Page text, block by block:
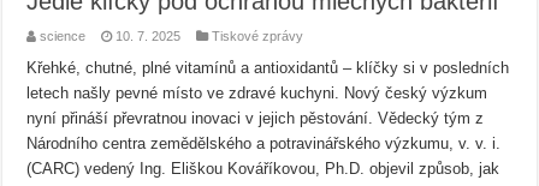
science 10. 7. 2025 Tiskové zprávy
Křehké, chutné, plné vitamínů a antioxidantů – klíčky si v posledních
letech našly pevné místo ve zdravé kuchyni. Nový český výzkum
nyní přináší převratnou inovaci v jejich pěstování. Vědecký tým z
Národního centra zemědělského a potravinářského výzkumu, v. v. i.
(CARC) vedený Ing. Eliškou Kováříkovou, Ph.D. objevil způsob, jak